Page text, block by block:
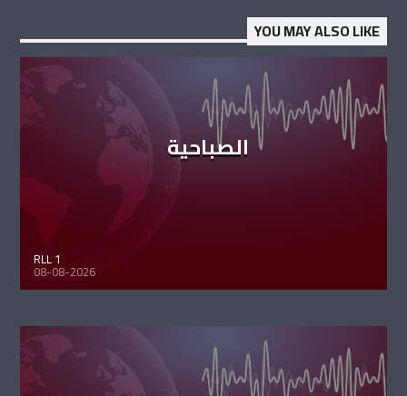
YOU MAY ALSO LIKE
الصباحية
RLL 1
08-08-2026